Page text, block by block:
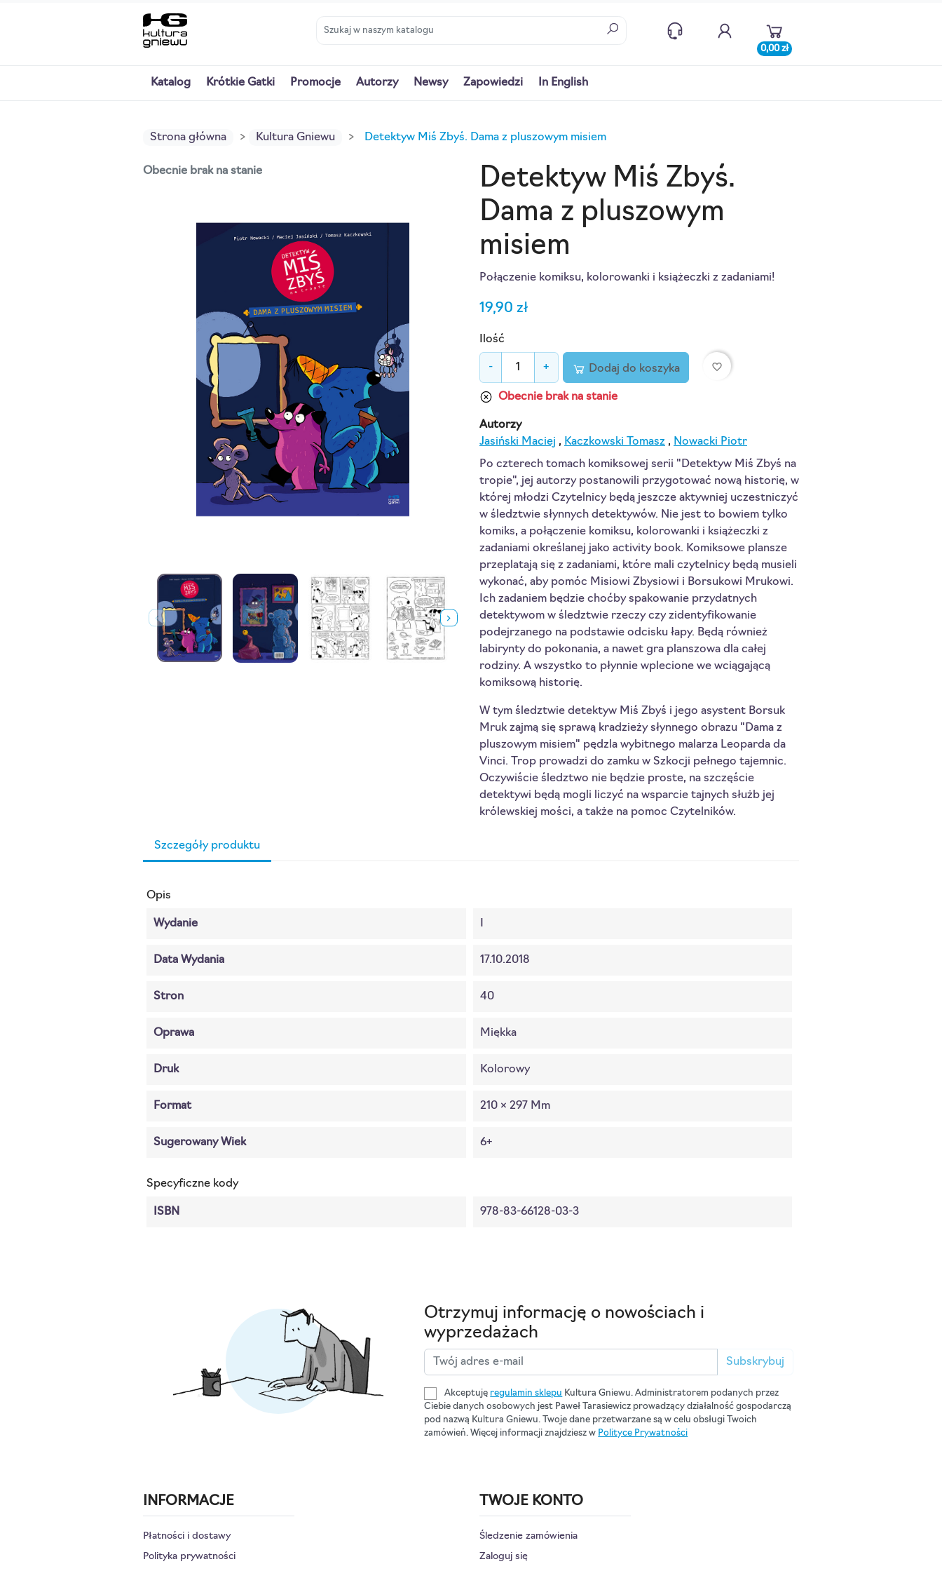
0,00 zł
Katalog Krótkie Gatki Promocje Autorzy Newsy Zapowiedzi In English
Strona główna Kultura Gniewu Detektyw Miś Zbyś. Dama z pluszowym misiem
Obecnie brak na stanie
Detektyw Miś Zbyś.
Dama z pluszowym
misiem
Połączenie komiksu, kolorowanki i książeczki z zadaniami!
19,90 zł
Ilość
- + Dodaj do koszyka favorite_border
Obecnie brak na stanie
Autorzy
Jasiński Maciej , Kaczkowski Tomasz , Nowacki Piotr
Po czterech tomach komiksowej serii "Detektyw Miś Zbyś na
tropie", jej autorzy postanowili przygotować nową historię, w
której młodzi Czytelnicy będą jeszcze aktywniej uczestniczyć
w śledztwie słynnych detektywów. Nie jest to bowiem tylko
komiks, a połączenie komiksu, kolorowanki i książeczki z
zadaniami określanej jako activity book. Komiksowe plansze
przeplatają się z zadaniami, które mali czytelnicy będą musieli
wykonać, aby pomóc Misiowi Zbysiowi i Borsukowi Mrukowi.
Ich zadaniem będzie choćby spakowanie przydatnych
detektywom w śledztwie rzeczy czy zidentyfikowanie
podejrzanego na podstawie odcisku łapy. Będą również
labirynty do pokonania, a nawet gra planszowa dla całej
rodziny. A wszystko to płynnie wplecione we wciągającą
komiksową historię.
W tym śledztwie detektyw Miś Zbyś i jego asystent Borsuk
Mruk zajmą się sprawą kradzieży słynnego obrazu "Dama z
pluszowym misiem" pędzla wybitnego malarza Leoparda da
Vinci. Trop prowadzi do zamku w Szkocji pełnego tajemnic.
Oczywiście śledztwo nie będzie proste, na szczęście
detektywi będą mogli liczyć na wsparcie tajnych służb jej
królewskiej mości, a także na pomoc Czytelników.
Szczegóły produktu
Opis
Wydanie
Data Wydania 17.10.2018
Stron 40
Oprawa Miękka
Druk Kolorowy
Format 210 × 297 Mm
Sugerowany Wiek 6+
Specyficzne kody
ISBN 978-83-66128-03-3
Otrzymuj informację o nowościach i
wyprzedażach
Subskrybuj
Akceptuję regulamin sklepu Kultura Gniewu. Administratorem podanych przez
Ciebie danych osobowych jest Paweł Tarasiewicz prowadzący działalność gospodarczą
pod nazwą Kultura Gniewu. Twoje dane przetwarzane są w celu obsługi Twoich
zamówień. Więcej informacji znajdziesz w Polityce Prywatności
INFORMACJE
Płatności i dostawy
Polityka prywatności
TWOJE KONTO
Śledzenie zamówienia
Zaloguj się